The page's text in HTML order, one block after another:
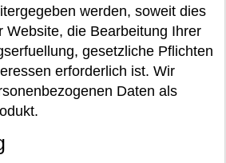
werden, soweit dies
Website, die Bearbeitung Ihrer
gesetzliche Pflichten
erforderlich ist. Wir
Daten als